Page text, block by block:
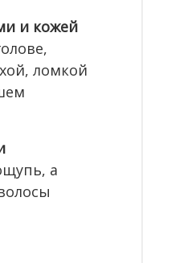
и кожей
ломкой
а